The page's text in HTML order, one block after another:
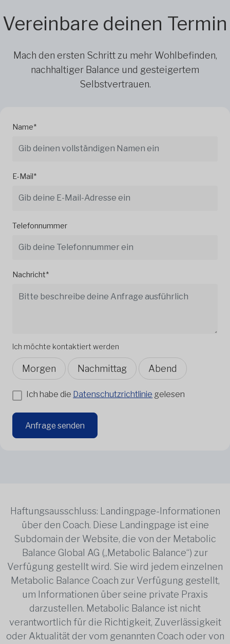
Vereinbare deinen Termin
Mach den ersten Schritt zu mehr Wohlbefinden,
nachhaltiger Balance und gesteigertem
Selbstvertrauen.
Name*
E-Mail*
Telefonnummer
Nachricht*
Ich möchte kontaktiert werden
Morgen Nachmittag Abend
Ich habe die Datenschutzrichtlinie gelesen
Anfrage senden
Haftungsausschluss: Landingpage-Informationen
über den Coach. Diese Landingpage ist eine
Subdomain der Website, die von der Metabolic
Balance Global AG („Metabolic Balance“) zur
Verfügung gestellt wird. Sie wird jedem einzelnen
Metabolic Balance Coach zur Verfügung gestellt,
um Informationen über seine private Praxis
darzustellen. Metabolic Balance ist nicht
verantwortlich für die Richtigkeit, Zuverlässigkeit
oder Aktualität der vom genannten Coach oder von